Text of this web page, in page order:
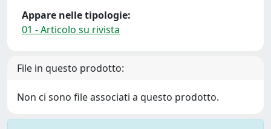
Appare nelle tipologie:
01 - Articolo su rivista
File in questo prodotto:
Non ci sono file associati a questo prodotto.